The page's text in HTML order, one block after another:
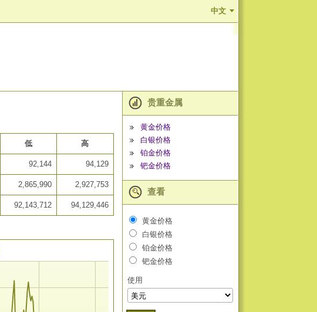
中文
低 高
92,144 94,129
2,865,990 2,927,753
92,143,712 94,129,446
贵重金属
黄金价格
白银价格
铂金价格
钯金价格
查看
黄金价格
白银价格
铂金价格
钯金价格
使用